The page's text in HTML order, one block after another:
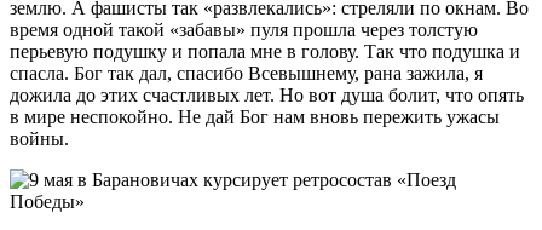
землю. А фашисты так «развлекались»: стреляли по окнам. Во
время одной такой «забавы» пуля прошла через толстую
перьевую подушку и попала мне в голову. Так что подушка и
спасла. Бог так дал, спасибо Всевышнему, рана зажила, я
дожила до этих счастливых лет. Но вот душа болит, что опять
в мире неспокойно. Не дай Бог нам вновь пережить ужасы
войны.